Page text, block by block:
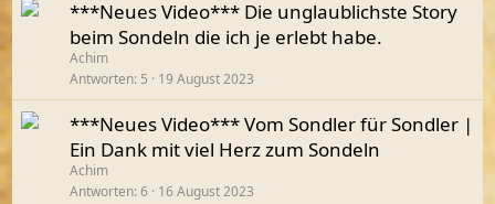
***Neues Video*** Die unglaublichste Story
beim Sondeln die ich je erlebt habe.
Achim
Antworten 5 19 August 2023
***Neues Video*** Vom Sondler für Sondler |
Ein Dank mit viel Herz zum Sondeln
Achim
Antworten 6 16 August 2023